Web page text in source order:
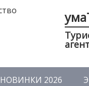
НОВИНКИ 2026